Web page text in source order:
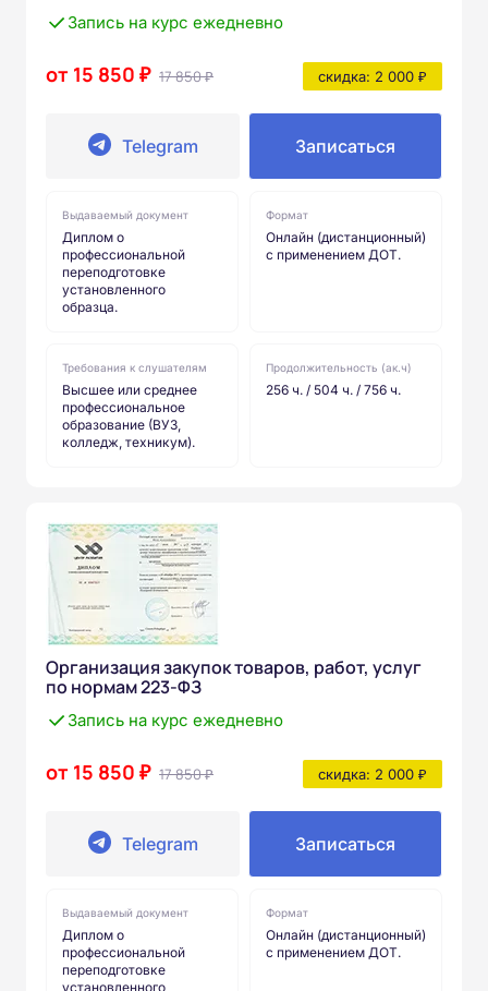
Запись на курс ежедневно
от 15 850 ₽ 17 850 ₽ скидка: 2 000 ₽
Telegram Записаться
Выдаваемый документ
Диплом о
профессиональной
переподготовке
установленного
образца.
Формат
Онлайн (дистанционный)
с применением ДОТ.
Требования к слушателям
Высшее или среднее
профессиональное
образование (ВУЗ,
колледж, техникум).
Продолжительность (ак.ч)
256 ч. / 504 ч. / 756 ч.
Организация закупок товаров, работ, услуг
по нормам 223-ФЗ
Запись на курс ежедневно
от 15 850 ₽ 17 850 ₽ скидка: 2 000 ₽
Telegram Записаться
Выдаваемый документ
Диплом о
профессиональной
переподготовке
установленного
Формат
Онлайн (дистанционный)
с применением ДОТ.